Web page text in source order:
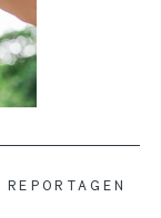
REPORTAGEN